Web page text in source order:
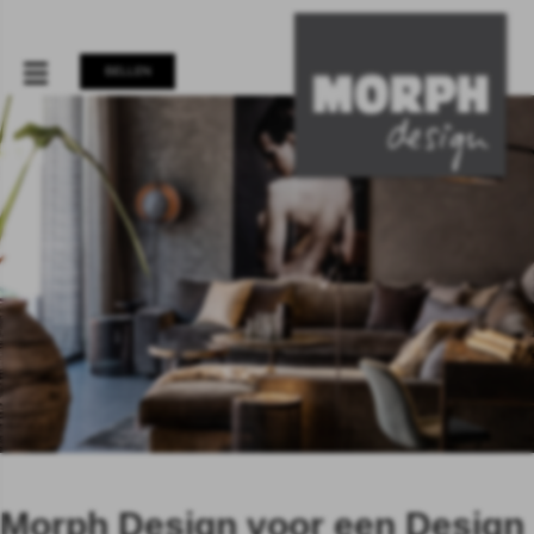
BELLEN
Morph Design voor een Design